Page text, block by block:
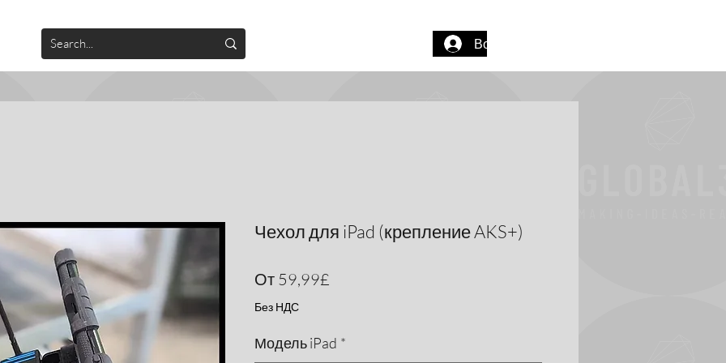
Войти
Чехол для iPad (крепление AKS+)
От 59,99£
Без НДС
Модель iPad *